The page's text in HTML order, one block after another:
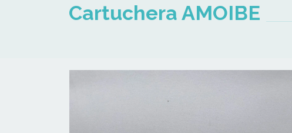
Cartuchera AMOIBE